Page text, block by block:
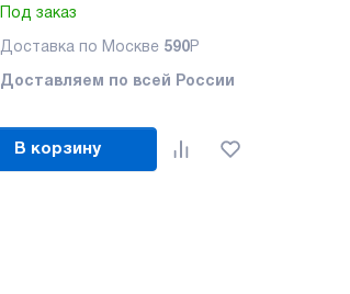
Под заказ
Доставка по Москве 590Р
Доставляем по всей России
В корзину